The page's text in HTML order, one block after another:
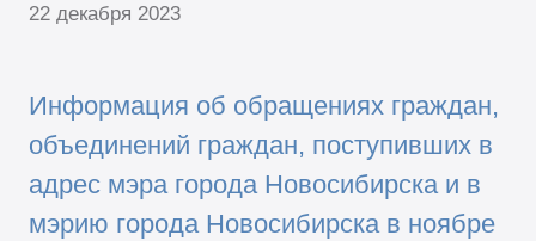
22 декабря 2023
Информация об обращениях граждан,
объединений граждан, поступивших в
адрес мэра города Новосибирска и в
мэрию города Новосибирска в ноябре